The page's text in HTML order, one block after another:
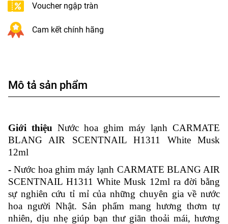
Voucher ngập tràn
Cam kết chính hãng
Mô tả sản phẩm
Giới thiệu Nước hoa ghim máy lạnh CARMATE
BLANG AIR SCENTNAIL H1311 White Musk
12ml
-Nước hoa ghim máy lạnh CARMATE BLANG AIR
SCENTNAIL H1311 White Musk 12ml ra đời bằng
sự nghiên cứu tỉ mỉ của những chuyên gia về nước
hoa người Nhật. Sản phẩm mang hương thơm tự
nhiên, dịu nhẹ giúp bạn thư giãn thoải mái, hương